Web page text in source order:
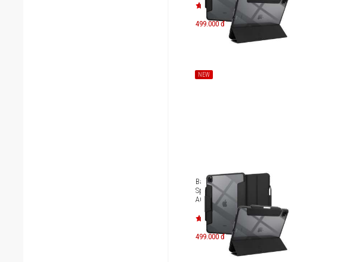
499.000 đ
NEW
Bao da iPad Pro 11 inch (2024)
Spigen Case Ultra Hybrid Pro
ACS07016
499.000 đ